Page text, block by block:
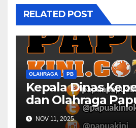
RELATED POST
OLAHRAGA PB
Kepala Dinas
dan Olahraga
Selaraskan
NOV 11, 2025